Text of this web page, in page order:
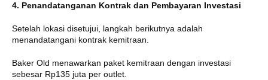
4. Penandatanganan Kontrak dan Pembayaran Investasi
Setelah lokasi disetujui, langkah berikutnya adalah
menandatangani kontrak kemitraan.
Baker Old menawarkan paket kemitraan dengan investasi
sebesar Rp135 juta per outlet.